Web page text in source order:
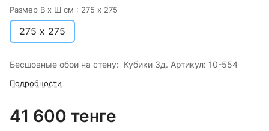
Размер В х Ш см : 275 х 275
275 х 275
Бесшовные обои на стену: Кубики 3д. Артикул: 10-554
Подробности
41 600 тенге